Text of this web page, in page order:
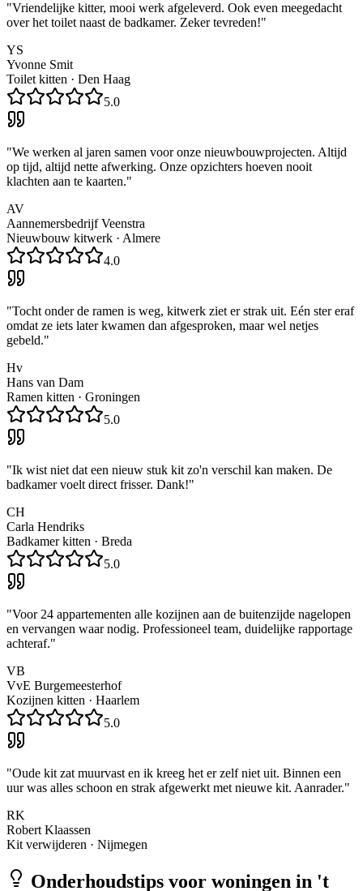
"Vriendelijke kitter, mooi werk afgeleverd. Ook even meegedacht
over het toilet naast de badkamer. Zeker tevreden!"
YS
Yvonne Smit
Toilet kitten · Den Haag
5.0
"We werken al jaren samen voor onze nieuwbouwprojecten. Altijd
op tijd, altijd nette afwerking. Onze opzichters hoeven nooit
klachten aan te kaarten."
AV
Aannemersbedrijf Veenstra
Nieuwbouw kitwerk · Almere
4.0
"Tocht onder de ramen is weg, kitwerk ziet er strak uit. Eén ster eraf
omdat ze iets later kwamen dan afgesproken, maar wel netjes
gebeld."
Hv
Hans van Dam
Ramen kitten · Groningen
5.0
"Ik wist niet dat een nieuw stuk kit zo'n verschil kan maken. De
badkamer voelt direct frisser. Dank!"
CH
Carla Hendriks
Badkamer kitten · Breda
5.0
"Voor 24 appartementen alle kozijnen aan de buitenzijde nagelopen
en vervangen waar nodig. Professioneel team, duidelijke rapportage
achteraf."
VB
VvE Burgemeesterhof
Kozijnen kitten · Haarlem
5.0
"Oude kit zat muurvast en ik kreeg het er zelf niet uit. Binnen een
uur was alles schoon en strak afgewerkt met nieuwe kit. Aanrader."
RK
Robert Klaassen
Kit verwijderen · Nijmegen
Onderhoudstips voor woningen in 't